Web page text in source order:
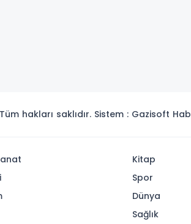
hakları saklıdır. Sistem : Gazisoft
Kitap
Spor
Dünya
Sağlık